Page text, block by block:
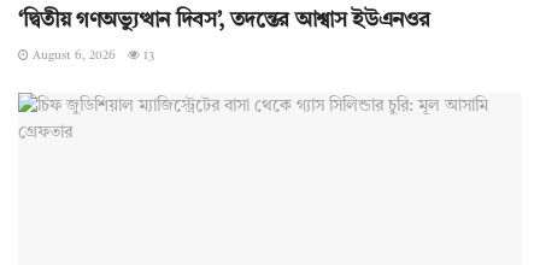
‘দ্বিতীয় গণঅভ্যুত্থান দিবস’, তদন্তের আশ্বাস ইউএনওর
August 6, 2026 13